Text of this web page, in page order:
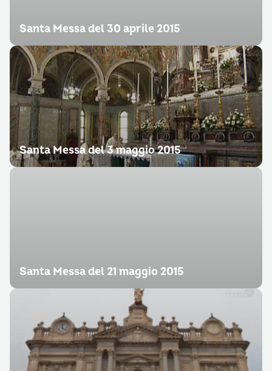
Santa Messa del 30 aprile 2015
Santa Messa del 3 maggio 2015
Santa Messa del 21 maggio 2015